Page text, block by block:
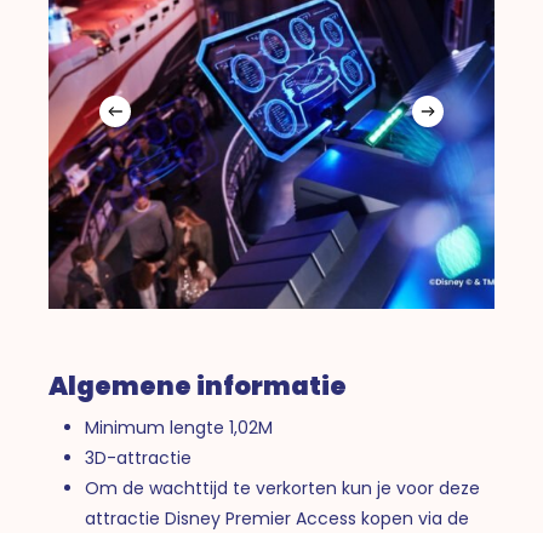
Algemene informatie
Minimum lengte 1,02M
3D-attractie
Om de wachttijd te verkorten kun je voor deze
attractie Disney Premier Access kopen via de